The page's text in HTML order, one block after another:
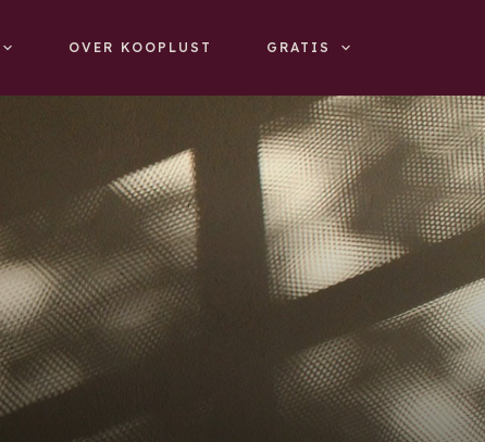
OVER KOOPLUST GRATIS